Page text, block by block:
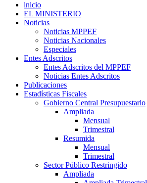
inicio
EL MINISTERIO
Noticias
Noticias MPPEF
Noticias Nacionales
Especiales
Entes Adscritos
Entes Adscritos del MPPEF
Noticias Entes Adscritos
Publicaciones
Estadísticas Fiscales
Gobierno Central Presupuestario
Ampliada
Mensual
Trimestral
Resumida
Mensual
Trimestral
Sector Público Restringido
Ampliada